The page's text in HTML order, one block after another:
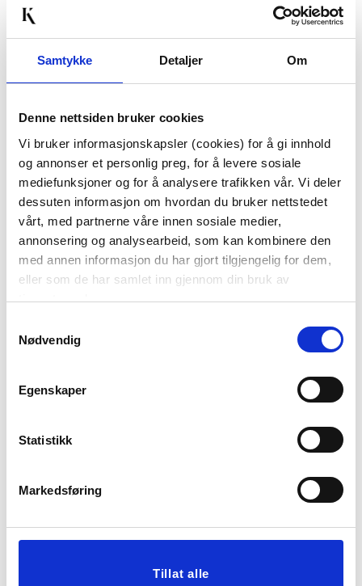
Samtykke Detaljer Om
Denne nettsiden bruker cookies
Vi bruker informasjonskapsler (cookies) for å gi innhold
og annonser et personlig preg, for å levere sosiale
mediefunksjoner og for å analysere trafikken vår. Vi deler
dessuten informasjon om hvordan du bruker nettstedet
vårt, med partnerne våre innen sosiale medier,
annonsering og analysearbeid, som kan kombinere den
med annen informasjon du har gjort tilgjengelig for dem,
eller som de har samlet inn gjennom din bruk av
tjenestene deres.
Nødvendig
Egenskaper
Statistikk
Markedsføring
Tillat alle
Passer med
299,90
50%
PLEDD HERRINGBONE
DEKOR EKORN HEIDI 18